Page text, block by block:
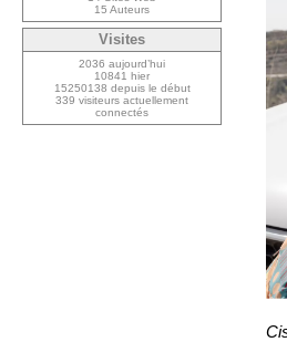
15 Auteurs
Visites
2036 aujourd’hui
10841 hier
15250138 depuis le début
339 visiteurs actuellement
connectés